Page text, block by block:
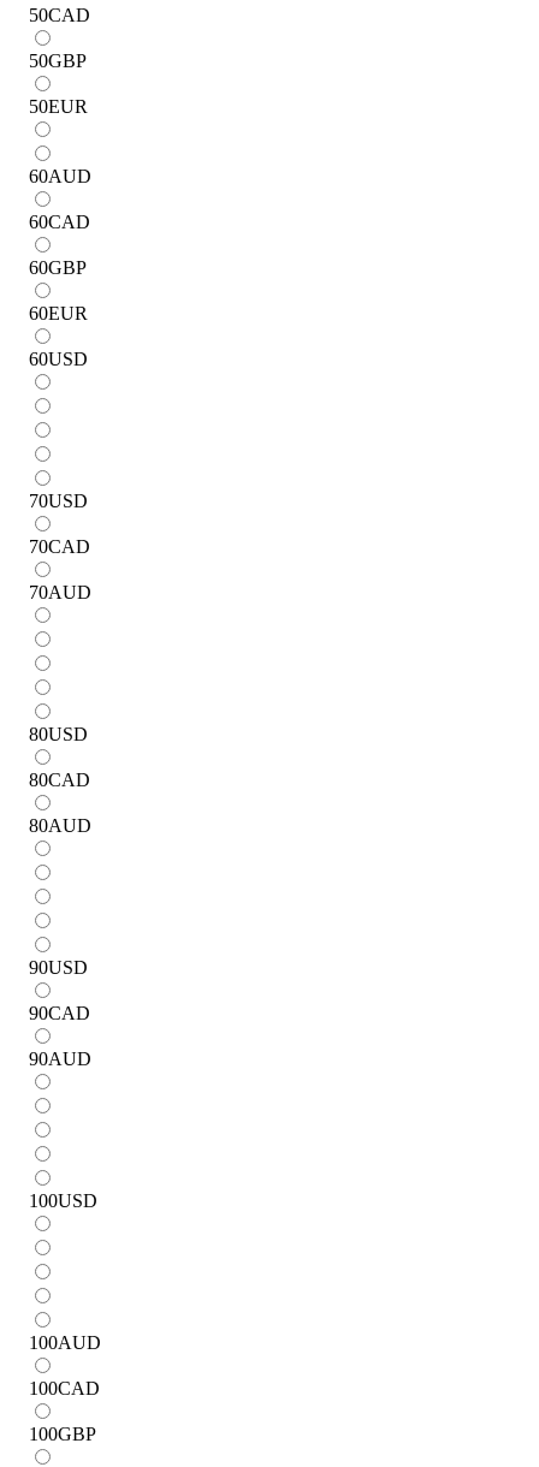
50CAD
50GBP
50EUR
60AUD
60CAD
60GBP
60EUR
60USD
70USD
70CAD
70AUD
80USD
80CAD
80AUD
90USD
90CAD
90AUD
100USD
100AUD
100CAD
100GBP